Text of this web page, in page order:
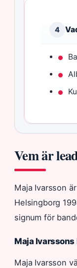
4
Vem är
Maja Ivarsson
Helsingborg
signum för
Maja
Maja Ivarsson